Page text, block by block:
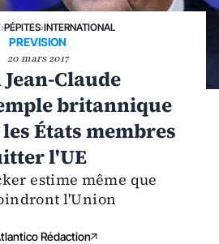
›PÉPITES›INTERNATIONAL
PREVISION
20 mars 2017
Claude
britannique
États membres
l'UE
estime même que
l'Union
Rédaction